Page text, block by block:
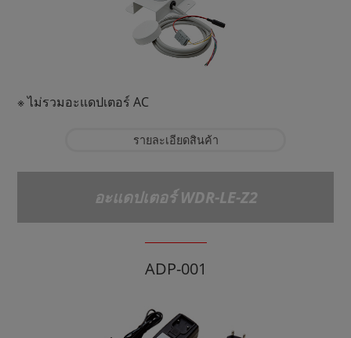
※ ไม่รวมอะแดปเตอร์ AC
รายละเอียดสินค้า
อะแดปเตอร์ WDR-LE-Z2
ADP-001